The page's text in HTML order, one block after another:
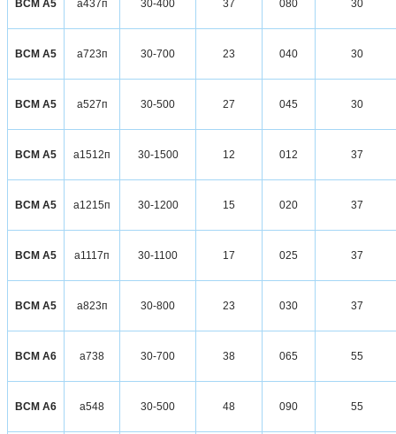
ВСМ А5 а437п 30-400 37 080 30
ВСМ А5 а723п 30-700 23 040 30
ВСМ А5 а527п 30-500 27 045 30
ВСМ А5 а1512п 30-1500 12 012 37
ВСМ А5 а1215п 30-1200 15 020 37
ВСМ А5 а1117п 30-1100 17 025 37
ВСМ А5 а823п 30-800 23 030 37
ВСМ А6 а738 30-700 38 065 55
ВСМ А6 а548 30-500 48 090 55